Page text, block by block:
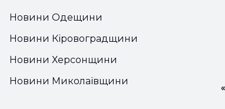
Новини Одещини
Новини Кіровоградщини
Новини Херсонщини
Новини Миколаївщини